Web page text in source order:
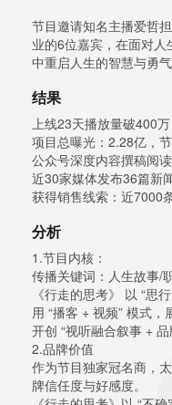
节目邀请知名主播爱哲
业的6位嘉宾，在面对
中重启人生的智慧与勇
结果
上线23天播放量破400
项目总曝光：2.28亿，
公众号深度内容撰稿阅
近30家媒体发布36篇新
获得销售线索：近7000
分析
1.节目内核：
传播关键词：人生故事/
《行走的思考》 以 “思
用 “播客 + 视频” 模式，
开创 “视听融合叙事 + 品
2.品牌价值
作为节目独家冠名商，
牌信任度与好感度。